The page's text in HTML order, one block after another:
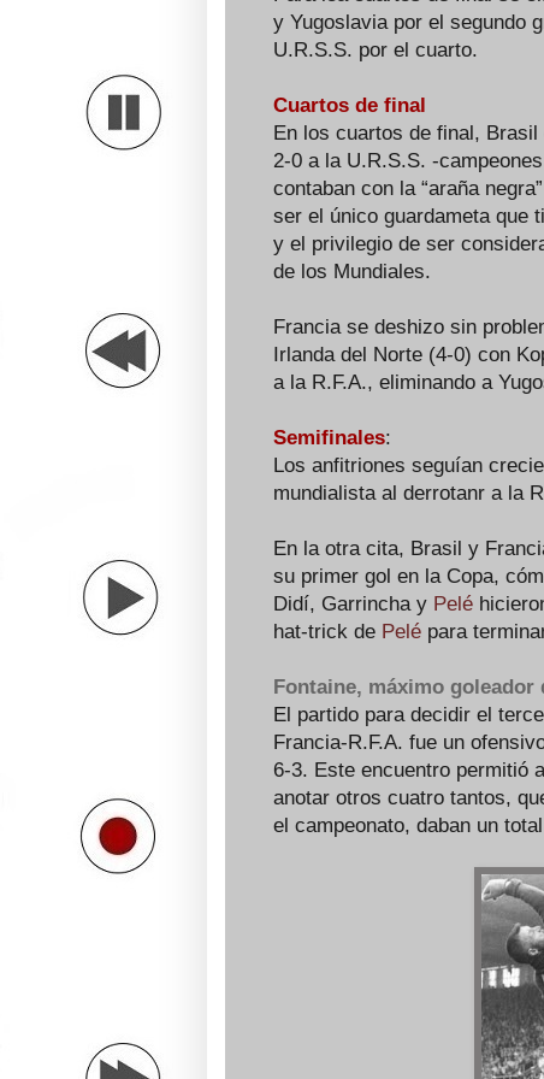
y Yugoslavia por el segundo
U.R.S.S. por el cuarto.
Cuartos de final
En los cuartos de final,
2-0 a la U.R.S.S. -
contaban con la “araña
ser el único guardameta que
y el privilegio de ser
de los Mundiales.
Francia se deshizo sin
Irlanda del Norte (4-0) con
a la R.F.A., eliminando a
Semifinales:
Los anfitriones seguían
mundialista al derrotanr a la
En la otra cita, Brasil y
su primer gol en la Copa,
Didí, Garrincha y Pelé
hat-trick de Pelé para
Fontaine, máximo goleador
El partido para decidir el
Francia-R.F.A. fue un
6-3. Este encuentro permitió
anotar otros cuatro tantos,
el campeonato, daban un